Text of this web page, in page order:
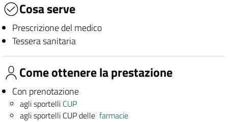
Cosa serve
Prescrizione del medico
Tessera sanitaria
Come ottenere la prestazione
Con prenotazione
agli sportelli CUP
agli sportelli CUP dellefarmacie